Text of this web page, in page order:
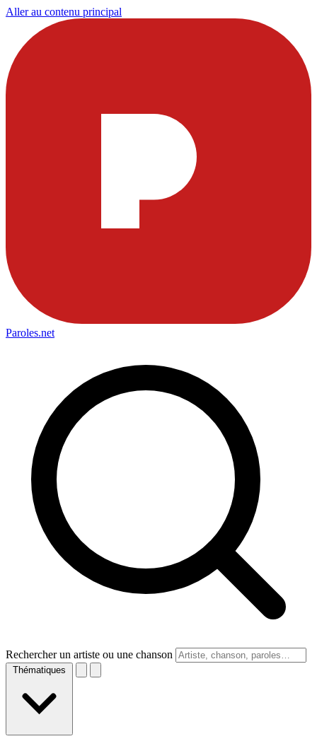
Aller au contenu principal
Paroles.net
Rechercher un artiste ou une chanson
Thématiques